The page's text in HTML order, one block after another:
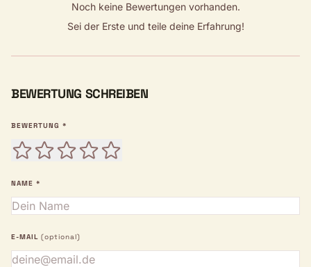
Noch keine Bewertungen vorhanden.
Sei der Erste und teile deine Erfahrung!
BEWERTUNG SCHREIBEN
BEWERTUNG *
NAME *
E-MAIL (optional)